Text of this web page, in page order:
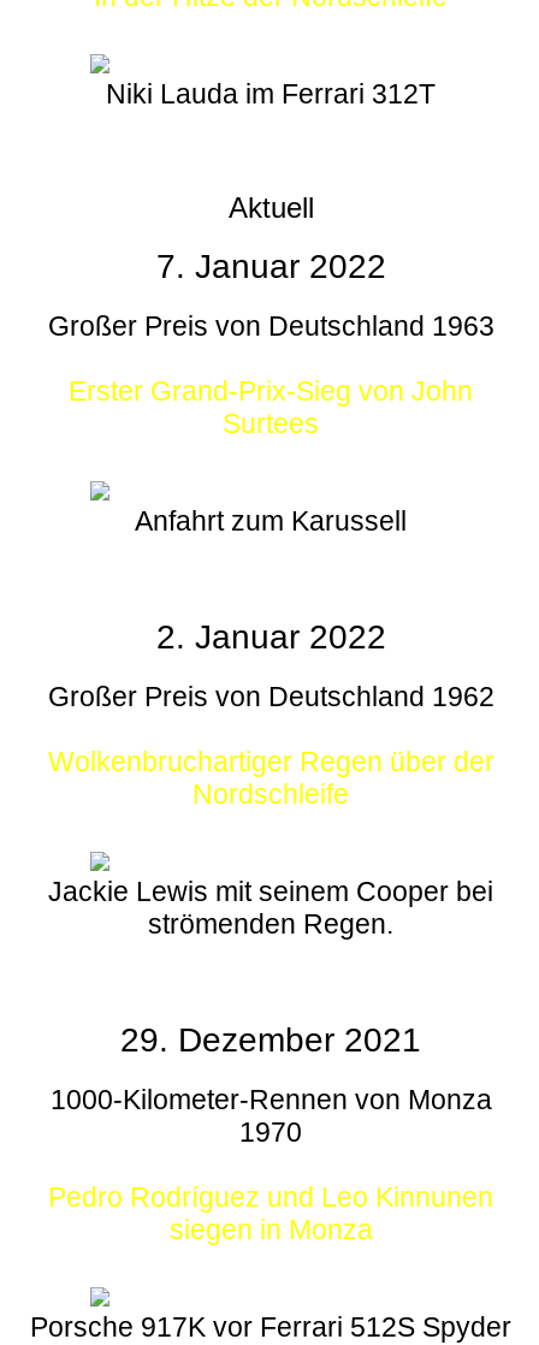
Niki Lauda im Ferrari 312T
Aktuell
7. Januar 2022
Großer Preis von Deutschland 1963
Erster Grand-Prix-Sieg von John
Surtees
Anfahrt zum Karussell
2. Januar 2022
Großer Preis von Deutschland 1962
Wolkenbruchartiger Regen über der
Nordschleife
Jackie Lewis mit seinem Cooper bei
strömenden Regen.
29. Dezember 2021
1000-Kilometer-Rennen von Monza
1970
Pedro Rodríguez und Leo Kinnunen
siegen in Monza
Porsche 917K vor Ferrari 512S Spyder